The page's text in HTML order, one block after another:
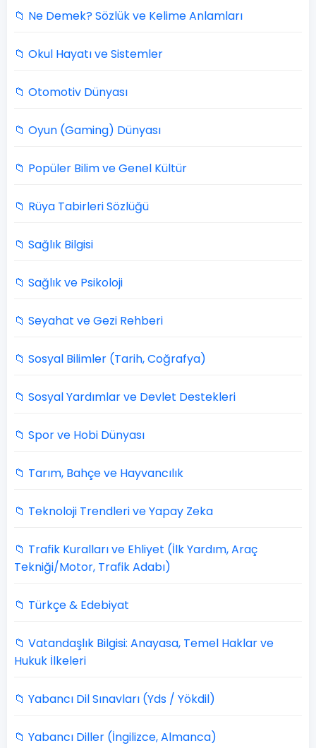
📁 Ne Demek? Sözlük ve Kelime Anlamları
📁 Okul Hayatı ve Sistemler
📁 Otomotiv Dünyası
📁 Oyun (Gaming) Dünyası
📁 Popüler Bilim ve Genel Kültür
📁 Rüya Tabirleri Sözlüğü
📁 Sağlık Bilgisi
📁 Sağlık ve Psikoloji
📁 Seyahat ve Gezi Rehberi
📁 Sosyal Bilimler (Tarih, Coğrafya)
📁 Sosyal Yardımlar ve Devlet Destekleri
📁 Spor ve Hobi Dünyası
📁 Tarım, Bahçe ve Hayvancılık
📁 Teknoloji Trendleri ve Yapay Zeka
📁 Trafik Kuralları ve Ehliyet (İlk Yardım, Araç
Tekniği/Motor, Trafik Adabı)
📁 Türkçe & Edebiyat
📁 Vatandaşlık Bilgisi: Anayasa, Temel Haklar ve
Hukuk İlkeleri
📁 Yabancı Dil Sınavları (Yds / Yökdil)
📁 Yabancı Diller (İngilizce, Almanca)